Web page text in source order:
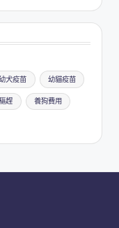
犬疫苗 幼貓疫苗
趕 養狗費用